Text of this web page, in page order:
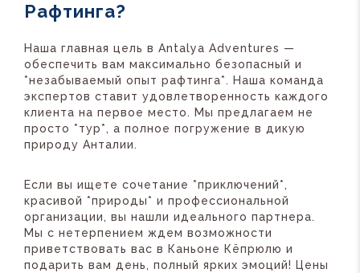
Рафтинга?
Наша главная цель в Antalya Adventures —
обеспечить вам максимально безопасный и
*незабываемый опыт рафтинга*. Наша команда
экспертов ставит удовлетворенность каждого
клиента на первое место. Мы предлагаем не
просто *тур*, а полное погружение в дикую
природу Анталии.
Если вы ищете сочетание *приключений*,
красивой *природы* и профессиональной
организации, вы нашли идеального партнера.
Мы с нетерпением ждем возможности
приветствовать вас в Каньоне Кёпрюлю и
подарить вам день, полный ярких эмоций! Цены